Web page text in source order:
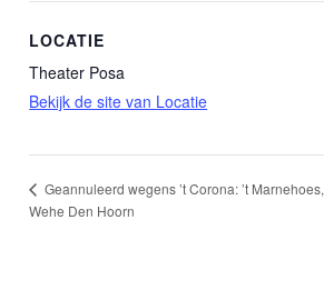
LOCATIE
Theater Posa
Bekijk de site van Locatie
Geannuleerd wegens ’t Corona: ’t Marnehoes,
Wehe Den Hoorn